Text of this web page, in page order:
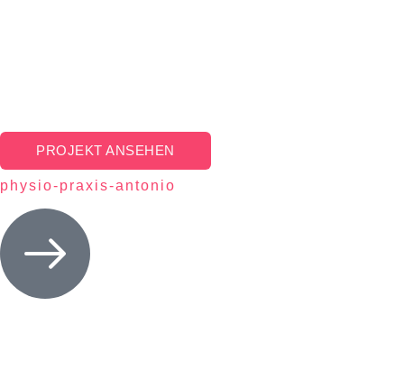
PROJEKT ANSEHEN
physio-praxis-antonio